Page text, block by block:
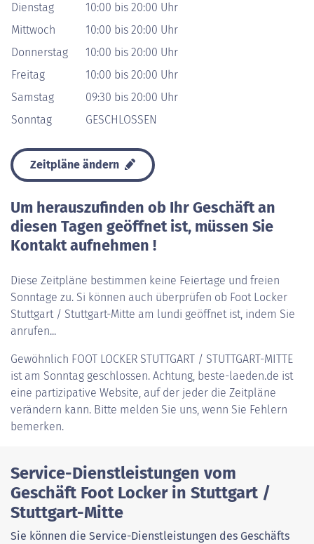
Dienstag
10:00 bis 20:00 Uhr
Mittwoch
10:00 bis 20:00 Uhr
Donnerstag
10:00 bis 20:00 Uhr
Freitag
10:00 bis 20:00 Uhr
Samstag
09:30 bis 20:00 Uhr
Sonntag
GESCHLOSSEN
Zeitpläne ändern
Um herauszufinden ob Ihr Geschäft an
diesen Tagen geöffnet ist, müssen Sie
Kontakt aufnehmen !
Diese Zeitpläne bestimmen keine Feiertage und freien
Sonntage zu. Si können auch überprüfen ob Foot Locker
Stuttgart / Stuttgart-Mitte am lundi geöffnet ist, indem Sie
anrufen...
Gewöhnlich FOOT LOCKER STUTTGART / STUTTGART-MITTE
ist am Sonntag geschlossen. Achtung, beste-laeden.de ist
eine partizipative Website, auf der jeder die Zeitpläne
verändern kann. Bitte melden Sie uns, wenn Sie Fehlern
bemerken.
Service-Dienstleistungen vom
Geschäft Foot Locker in Stuttgart /
Stuttgart-Mitte
Sie können die Service-Dienstleistungen des Geschäfts